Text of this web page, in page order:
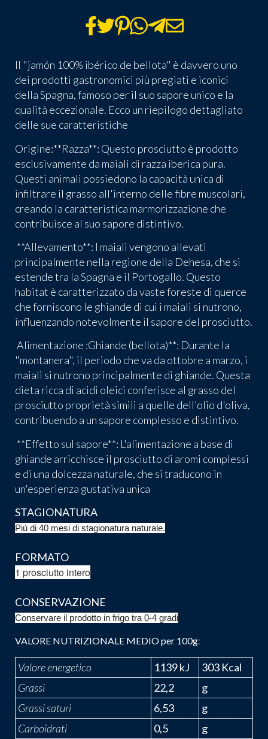
Il "jamón 100% ibérico de bellota" è davvero uno
dei prodotti gastronomici più pregiati e iconici
della Spagna, famoso per il suo sapore unico e la
qualità eccezionale. Ecco un riepilogo dettagliato
delle sue caratteristiche
Origine:**Razza**: Questo prosciutto è prodotto
esclusivamente da maiali di razza iberica pura.
Questi animali possiedono la capacità unica di
infiltrare il grasso all'interno delle fibre muscolari,
creando la caratteristica marmorizzazione che
contribuisce al suo sapore distintivo.
**Allevamento**: I maiali vengono allevati
principalmente nella regione della Dehesa, che si
estende tra la Spagna e il Portogallo. Questo
habitat è caratterizzato da vaste foreste di querce
che forniscono le ghiande di cui i maiali si nutrono,
influenzando notevolmente il sapore del prosciutto.
Alimentazione :Ghiande (bellota)**: Durante la
"montanera", il periodo che va da ottobre a marzo, i
maiali si nutrono principalmente di ghiande. Questa
dieta ricca di acidi oleici conferisce al grasso del
prosciutto proprietà simili a quelle dell'olio d'oliva,
contribuendo a un sapore complesso e distintivo.
**Effetto sul sapore**: L'alimentazione a base di
ghiande arricchisce il prosciutto di aromi complessi
e di una dolcezza naturale, che si traducono in
un'esperienza gustativa unica
STAGIONATURA
Più di 40 mesi di stagionatura naturale.
FORMATO
1 prosciutto intero
CONSERVAZIONE
Conservare il prodotto in frigo tra 0-4 gradi
VALORE NUTRIZIONALE MEDIO per 100g:
Valore energetico 1139 kJ
303 Kcal
Grassi
22,2
g
Grassi saturi
6,53
g
Carboidrati
0,5
g